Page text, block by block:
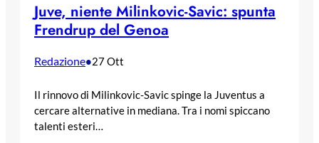
Juve, niente Milinkovic-Savic: spunta
Frendrup del Genoa
Redazione•27 Ott
Il rinnovo di Milinkovic-Savic spinge la Juventus a
cercare alternative in mediana. Tra i nomi spiccano
talenti esteri…